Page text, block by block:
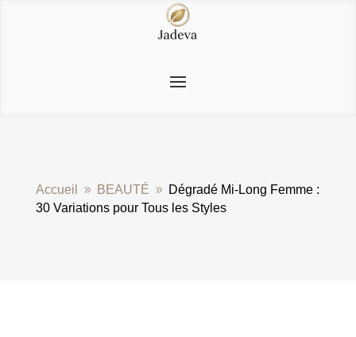
Accueil 9 BEAUTÉ 9
Dégradé Mi-Long Femme :
30 Variations pour Tous les Styles